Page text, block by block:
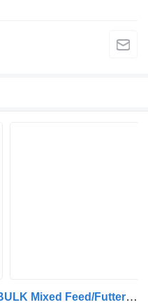
Lambrecht 95LK30 53.3 m³ - BULK Mixed Feed/Futter - Lift Axle - Steering A